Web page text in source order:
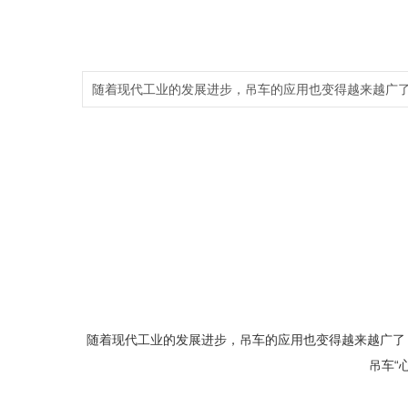
随着现代工业的发展进步，吊车的应用也变得越来越
随着现代工业的发展进步，吊车的应用也变得越来越广
吊车“